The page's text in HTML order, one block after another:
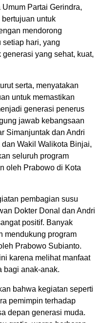
Partai Gerindra,
untuk
mendorong
setiap hari, yang
yang sehat, kuat,
serta, menyatakan
untuk memastikan
generasi penerus
jawab kebangsaan
Simanjuntak dan Andri
Wakil Walikota Binjai,
seluruh program
oleh Prabowo di Kota
pembagian susu
Dokter Donal dan Andri
positif. Banyak
mendukung program
Prabowo Subianto.
karena melihat manfaat
bagi anak-anak.
bahwa kegiatan seperti
pemimpin terhadap
depan generasi muda.